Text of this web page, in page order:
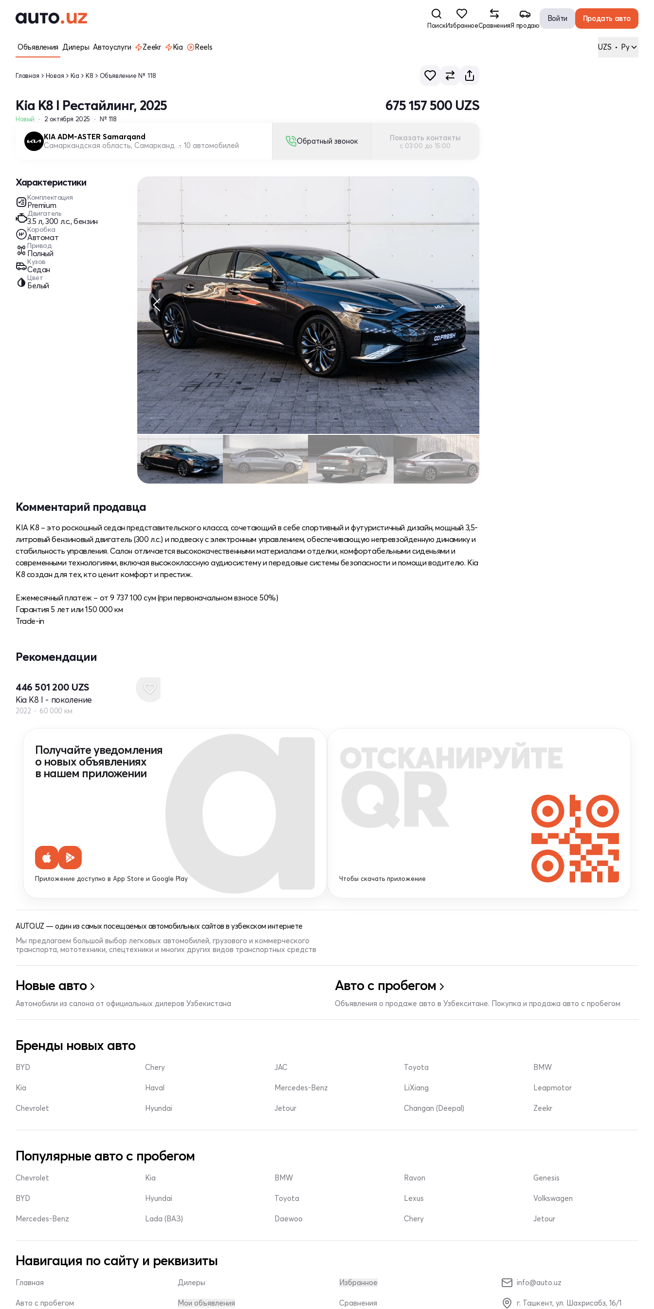
ПоискИзбранноеСравненияЯ продаю
Войти Продать авто
Объявления Дилеры Автоуслуги Zeekr Kia Reels UZS • Ру
Главная Новая Kia K8 Объявление № 118
Kia K8 I Рестайлинг, 2025
Новый 2 октября 2025 № 118
675 157 500 UZS
KIA ADM-ASTER Samarqand
Самаркандская область, Самаркандский район 10 автомобилей Обратный звонок Показать контакты
с 03:00 до 15:00
Характеристики
Комплектация
Premium
Двигатель
3.5 л, 300 л.с., бензин
Коробка
Автомат
Привод
Полный
Кузов
Седан
Цвет
Белый
Комментарий продавца
KIA K8 – это роскошный седан представительского класса, сочетающий в себе спортивный и футуристичный дизайн, мощный 3,5-
литровый бензиновый двигатель (300 л.с.) и подвеску с электронным управлением, обеспечивающую непревзойденную динамику и
стабильность управления. Салон отличается высококачественными материалами отделки, комфортабельными сиденьями и
современными технологиями, включая высококлассную аудиосистему и передовые системы безопасности и помощи водителю. Kia
K8 создан для тех, кто ценит комфорт и престиж.
Ежемесячный платеж – от 9 737 100 сум (при первоначальном взносе 50%)
Гарантия 5 лет или 150 000 км
Trade-in
Рекомендации
446 501 200 UZS
Kia K8 I - поколение
2022 60 000 км
Получайте уведомления
о новых объявлениях
в нашем приложении
Приложение доступно в App Store и Google Play
ОТСКАНИРУЙТЕ
QR
Чтобы скачать приложение
AUTO.UZ — один из самых посещаемых автомобильных сайтов в узбекском интернете
Мы предлагаем большой выбор легковых автомобилей, грузового и коммерческого
транспорта, мототехники, спецтехники и многих других видов транспортных средств
Новые авто
Автомобили из салона от официальных дилеров Узбекистана
Авто с пробегом
Объявления о продаже авто в Узбекситане. Покупка и продажа авто с пробегом
Бренды новых авто
BYD
Kia
Chevrolet
Chery
Haval
Hyundai
JAC
Mercedes-Benz
Jetour
Toyota
LiXiang
Changan (Deepal)
BMW
Leapmotor
Zeekr
Популярные авто с пробегом
Chevrolet
BYD
Mercedes-Benz
Kia
Hyundai
Lada (ВАЗ)
BMW
Toyota
Daewoo
Ravon
Lexus
Chery
Genesis
Volkswagen
Jetour
Навигация по сайту и реквизиты
Главная
Авто с пробегом
Дилеры
Мои объявления
Избранное
Сравнения
info@auto.uz
г. Ташкент, ул. Шахрисабз, 16/1